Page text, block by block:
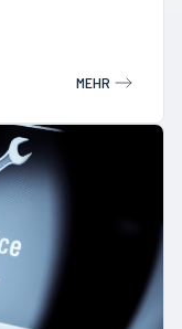
MEHR